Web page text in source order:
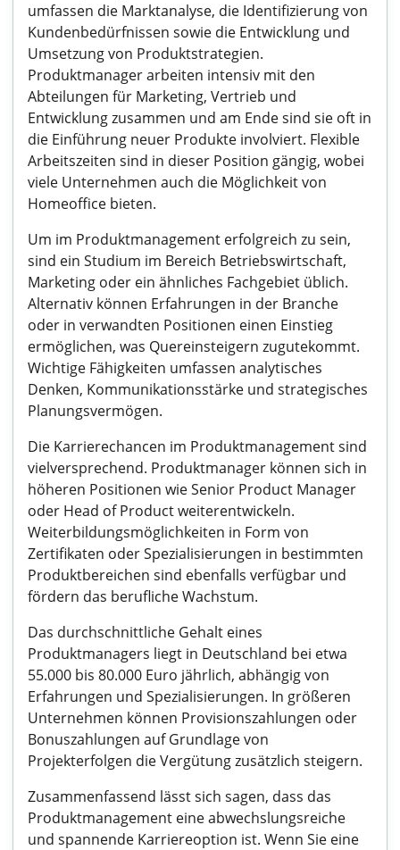
umfassen die Marktanalyse, die Identifizierung von
Kundenbedürfnissen sowie die Entwicklung und
Umsetzung von Produktstrategien.
Produktmanager arbeiten intensiv mit den
Abteilungen für Marketing, Vertrieb und
Entwicklung zusammen und am Ende sind sie oft in
die Einführung neuer Produkte involviert. Flexible
Arbeitszeiten sind in dieser Position gängig, wobei
viele Unternehmen auch die Möglichkeit von
Homeoffice bieten.
Um im Produktmanagement erfolgreich zu sein,
sind ein Studium im Bereich Betriebswirtschaft,
Marketing oder ein ähnliches Fachgebiet üblich.
Alternativ können Erfahrungen in der Branche
oder in verwandten Positionen einen Einstieg
ermöglichen, was Quereinsteigern zugutekommt.
Wichtige Fähigkeiten umfassen analytisches
Denken, Kommunikationsstärke und strategisches
Planungsvermögen.
Die Karrierechancen im Produktmanagement sind
vielversprechend. Produktmanager können sich in
höheren Positionen wie Senior Product Manager
oder Head of Product weiterentwickeln.
Weiterbildungsmöglichkeiten in Form von
Zertifikaten oder Spezialisierungen in bestimmten
Produktbereichen sind ebenfalls verfügbar und
fördern das berufliche Wachstum.
Das durchschnittliche Gehalt eines
Produktmanagers liegt in Deutschland bei etwa
55.000 bis 80.000 Euro jährlich, abhängig von
Erfahrungen und Spezialisierungen. In größeren
Unternehmen können Provisionszahlungen oder
Bonuszahlungen auf Grundlage von
Projekterfolgen die Vergütung zusätzlich steigern.
Zusammenfassend lässt sich sagen, dass das
Produktmanagement eine abwechslungsreiche
und spannende Karriereoption ist. Wenn Sie eine